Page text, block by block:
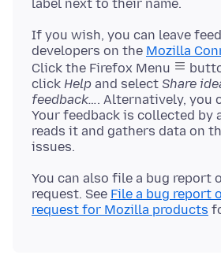
If you wish, you can leave
developers on the Mozilla
Click the Firefox Menu
click Help and select Share
feedback…. Alternatively, you
Your feedback is collected by
reads it and gathers data on
You can also file a bug report
request. See File a bug report
request for Mozilla products